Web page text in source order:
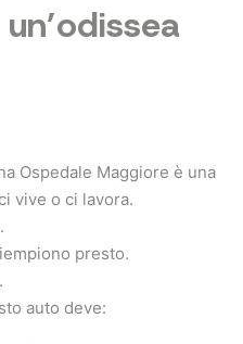
Ospedale Maggiore è una
vive o ci lavora.
presto.
auto deve: